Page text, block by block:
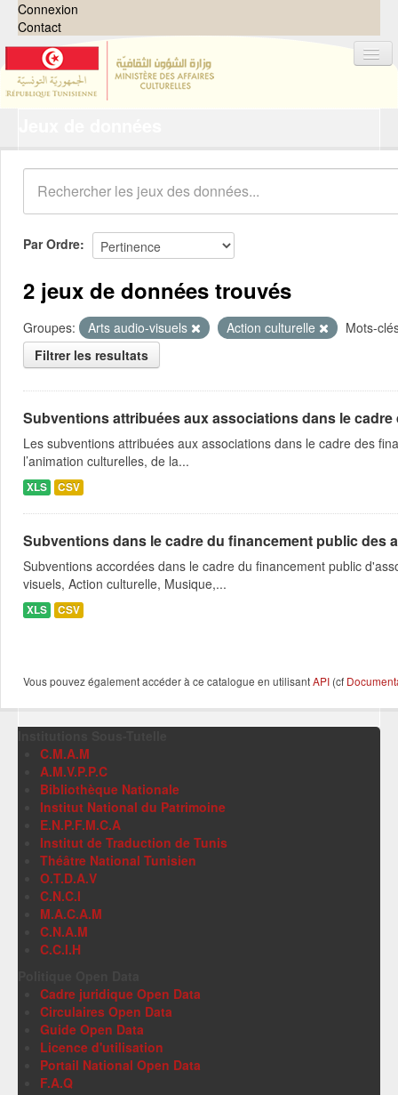
Connexion
Contact
Organisations
Groupes
Demandes 0
À propos
Par Ordre
2 jeux de données trouvés
Groupes: Arts audio-visuels Action culturelle
Mots-
Filtrer les resultats
Subventions attribuées aux associations dans le
Les subventions attribuées aux associations dans le cadre des
l’animation culturelles, de la...
XLS CSV
Subventions dans le cadre du financement public des
Subventions accordées dans le cadre du financement public
visuels, Action culturelle, Musique,...
XLS CSV
Vous pouvez également accéder à ce catalogue en utilisantAPI (cf
C.M.A.M
A.M.V.P.P.C
Bibliothèque Nationale
Institut National du Patrimoine
E.N.P.F.M.C.A
Institut de Traduction de Tunis
Théâtre National Tunisien
O.T.D.A.V
C.N.C.I
M.A.C.A.M
C.N.A.M
C.C.I.H
Cadre juridique Open Data
Circulaires Open Data
Guide Open Data
Licence d'utilisation
Portail National Open Data
F.A.Q